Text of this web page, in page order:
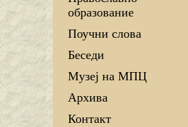
образование
Поучни слова
Беседи
Музеј на МПЦ
Архива
Контакт